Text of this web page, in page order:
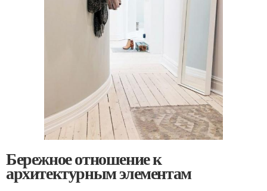
Бережное отношение к
архитектурным элементам